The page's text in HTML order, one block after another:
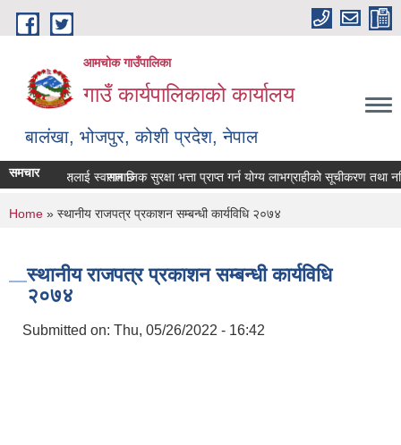
Skip to main content
आमचोक गाउँपालिका
गाउँ कार्यपालिकाको कार्यालय
बालंखा, भोजपुर, कोशी प्रदेश, नेपाल
मा यहाँहरुलाई स्वागत छ ।
समचार
गर्ने सम्बन्धमा। सामाजिक सुरक्षा भत्ता प्राप्‍त गर्न योग्य लाभग्राहीको सूचीकरण तथा
You are here
Home » स्थानीय राजपत्र प्रकाशन सम्बन्धी कार्यविधि २०७४
स्थानीय राजपत्र प्रकाशन सम्बन्धी कार्यविधि
२०७४
Submitted on: Thu, 05/26/2022 - 16:42